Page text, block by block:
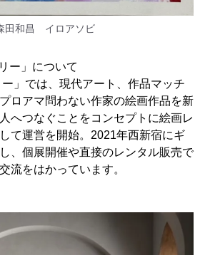
田和昌 イロアソビ
ー」について
ー」では、現代アート、作品マッチ
ロアマ問わない作家の絵画作品を新
へつなぐことをコンセプトに絵画レ
て運営を開始。2021年西新宿にギ
、個展開催や直接のレンタル販売で
流をはかっています。